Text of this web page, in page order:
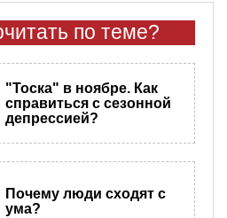
по теме?
"Тоска" в ноябре. Как
справиться с сезонной
депрессией?
​Почему люди сходят с
ума?